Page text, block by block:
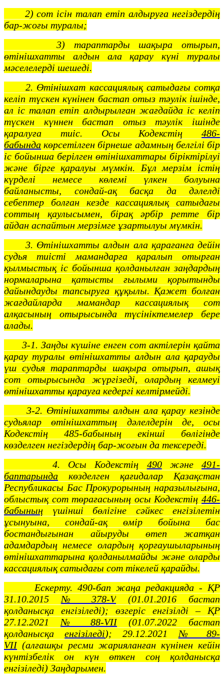
2) сот ісін талап етіп алдыруға негіздердің
бар-жоғы туралы;
3) тараптарды шақыра отырып,
өтінішхатты алдын ала қарау күні туралы
мәселелерді шешеді.
2. Өтінішхат кассациялық сатыдағы сотқа
келіп түскен күнінен бастап отыз тәулік ішінде,
ал іс талап етіп алдырылған жағдайда іс келіп
түскен күннен бастап отыз тәулік ішінде
қаралуға тиіс. Осы Кодекстің 486-
бабында көрсетілген бірнеше адамның белгілі бір
іс бойынша берілген өтінішхаттары біріктірілуі
және бірге қаралуы мүмкін. Бұл мерзім істің
күрделі немесе көлемі үлкен болуына
байланысты, сондай-ақ басқа да дәлелді
себептер болған кезде кассациялық сатыдағы
соттың қаулысымен, бірақ әрбір ретте бір
айдан аспайтын мерзімге ұзартылуы мүмкін.
3. Өтінішхатты алдын ала қарағанға дейін
судья тиісті мамандарға қаралып отырған
қылмыстық іс бойынша қолданылған заңдардың
нормаларына қатысты ғылыми қорытынды
дайындауды тапсыруға құқылы. Қажет болған
жағдайларда мамандар кассациялық сот
алқасының отырысында түсініктемелер бере
алады.
3-1. Заңды күшіне енген сот актілерін қайта
қарау туралы өтінішхатты алдын ала қарауды
үш судья тараптарды шақыра отырып, ашық
сот отырысында жүргізеді, олардың келмеуі
өтінішхатты қарауға кедергі келтірмейді.
3-2. Өтінішхатты алдын ала қарау кезінде
судьялар өтінішхаттың дәлелдерін де, осы
Кодекстің 485-бабының екінші бөлігінде
көзделген негіздердің бар-жоғын да тексереді.
4. Осы Кодекстің 490және491-
баптарында көзделген қағидалар Қазақстан
Республикасы Бас Прокурорының наразылығына,
облыстық сот төрағасының осы Кодекстің 446-
бабының үшінші бөлігіне сәйкес енгізілетін
ұсынуына, сондай-ақ өмір бойына бас
бостандығынан айыруды өтеп жатқан
адамдардың немесе олардың қорғаушыларының
өтінішхаттарына қолданылмайды және оларды
кассациялық сатыдағы сот тікелей қарайды.
Ескерту. 490-бап жаңа редакцияда - ҚР
31.10.2015 № 378-V (01.01.2016 бастап
қолданысқа енгізіледі); өзгеріс енгізілді – ҚР
27.12.2021 № 88-VII (01.07.2022 бастап
қолданысқаенгізіледі); 29.12.2021 № 89-
VII (алғашқы ресми жарияланған күнінен кейін
күнтізбелік он күн өткен соң қолданысқа
енгізіледі) Заңдарымен.